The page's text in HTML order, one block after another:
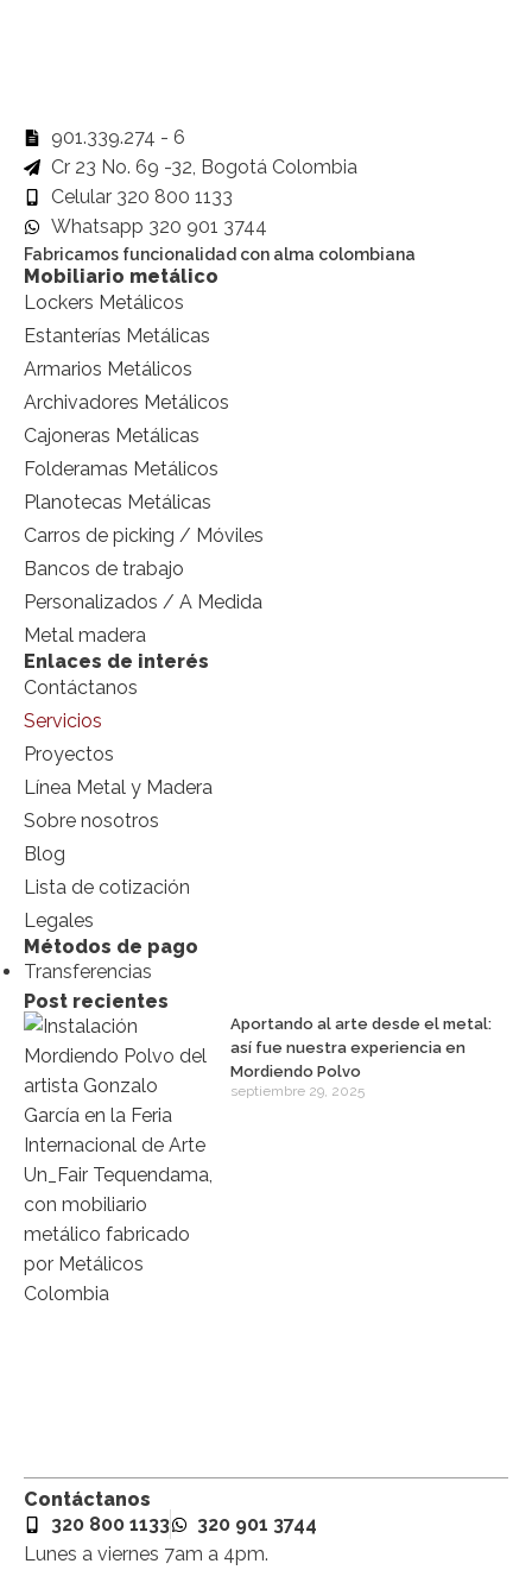
901.339.274 - 6
Cr 23 No. 69 -32, Bogotá Colombia
Celular 320 800 1133
Whatsapp 320 901 3744
Fabricamos funcionalidad con alma colombiana
Mobiliario metálico
Lockers Metálicos
Estanterías Metálicas
Armarios Metálicos
Archivadores Metálicos
Cajoneras Metálicas
Folderamas Metálicos
Planotecas Metálicas
Carros de picking / Móviles
Bancos de trabajo
Personalizados / A Medida
Metal madera
Enlaces de interés
Contáctanos
Servicios
Proyectos
Línea Metal y Madera
Sobre nosotros
Blog
Lista de cotización
Legales
Métodos de pago
Transferencias
Post recientes
Aportando al arte desde el metal:
así fue nuestra experiencia en
Mordiendo Polvo
septiembre 29, 2025
Contáctanos
320 800 1133
320 901 3744
Lunes a viernes 7am a 4pm.